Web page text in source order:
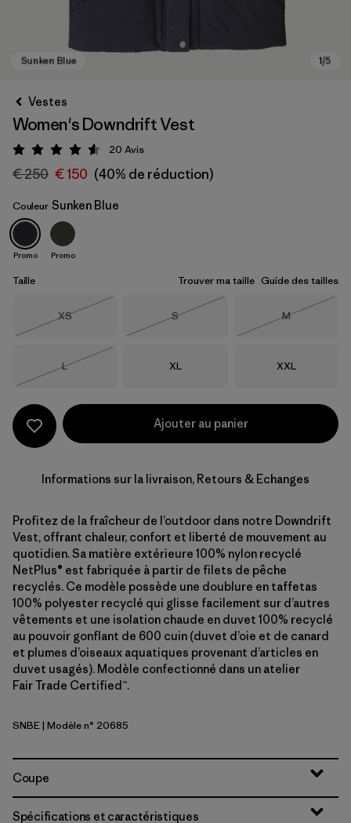
Sunken Blue
Vestes
Women's Downdrift Vest
Évaluation: 4.6 / 5
20 Avis
€ 250 € 150 (40% de réduction)
Couleur Sunken Blue
Promo Promo
Taille Trouver ma taille Guide des tailles
Taille
XS
Taille
S
Taille
M
Taille
L
Taille
XL Taille
XXL
Ajouter au panier
Informations sur la livraison, Retours & Echanges
Profitez de la fraîcheur de l’outdoor dans notre Downdrift
Vest, offrant chaleur, confort et liberté de mouvement au
quotidien. Sa matière extérieure 100% nylon recyclé
NetPlus® est fabriquée à partir de filets de pêche
recyclés. Ce modèle possède une doublure en taffetas
100% polyester recyclé qui glisse facilement sur d’autres
vêtements et une isolation chaude en duvet 100% recyclé
au pouvoir gonflant de 600 cuin (duvet d’oie et de canard
et plumes d’oiseaux aquatiques provenant d’articles en
duvet usagés). Modèle confectionné dans un atelier
Fair Trade Certified™.
Sunken Blue
SNBE| Modèle n° 20685
Coupe
Spécifications et caractéristiques